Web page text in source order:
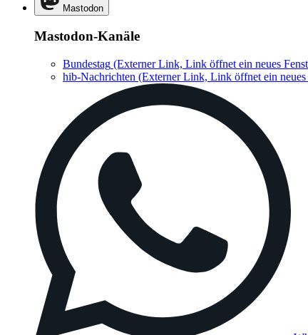
Mastodon
Mastodon-Kanäle
Bundestag (Externer Link, Link öffnet ein neues
hib-Nachrichten (Externer Link, Link öffnet ein neues